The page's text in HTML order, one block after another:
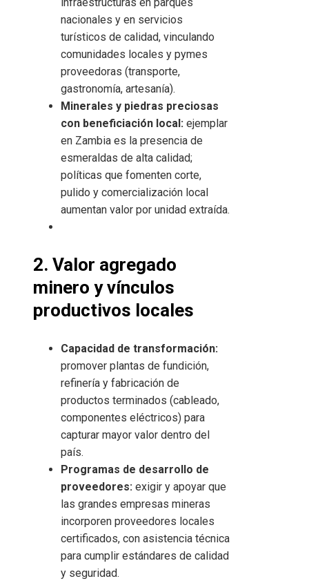
infraestructuras en parques
nacionales y en servicios
turísticos de calidad, vinculando
comunidades locales y pymes
proveedoras (transporte,
gastronomía, artesanía).
Minerales y piedras preciosas
con beneficiación local: ejemplar
en Zambia es la presencia de
esmeraldas de alta calidad;
políticas que fomenten corte,
pulido y comercialización local
aumentan valor por unidad extraída.
2. Valor agregado
minero y vínculos
productivos locales
Capacidad de transformación:
promover plantas de fundición,
refinería y fabricación de
productos terminados (cableado,
componentes eléctricos) para
capturar mayor valor dentro del
país.
Programas de desarrollo de
proveedores: exigir y apoyar que
las grandes empresas mineras
incorporen proveedores locales
certificados, con asistencia técnica
para cumplir estándares de calidad
y seguridad.